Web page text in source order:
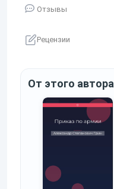
Отзывы
Рецензии
От этого автора